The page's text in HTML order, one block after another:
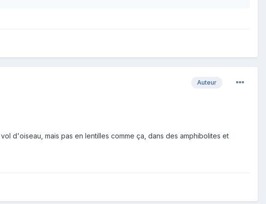
Auteur
d'oiseau, mais pas en lentilles comme ça, dans des amphibolites et